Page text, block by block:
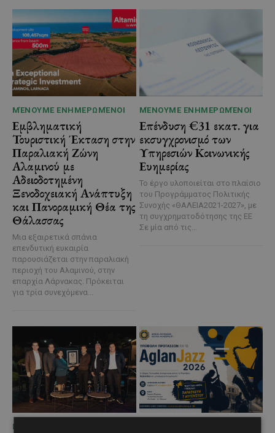
ΜΈΝΟΥΜΕ ΕΝΗΜΕΡΩΜΈΝΟΙ
Εμβληματική
Τουριστική Έκταση στην
Παραλιακή Ζώνη
Αλαμινού με
Αδειοδοτημένη
Ξενοδοχειακή Ανάπτυξη
και Πανοραμική Θέα της
Θάλασσας
Μια εξαιρετικά σπάνια
επενδυτική ευκαιρία
παρουσιάζεται στην παραλιακή
περιοχή του Αλαμινού, στην
επαρχία Λάρνακας. Πρόκειται
για τρία συνεχόμενα...
ΜΈΝΟΥΜΕ ΕΝΗΜΕΡΩΜΈΝΟΙ
Επένδυση €31 εκατ. για
εκσυγχρονισμό των
Υπηρεσιών Κοινωνικής
Ευημερίας
Το έργο υλοποιείται στο πλαίσιο
του Προγράμματος Πολιτικής
Συνοχής «ΘΑΛΕΙΑ2021-2027», με
τη συγχρηματοδότησης της ΕΕ
Σε μία από τις...
ΜΈΝΟΥΜΕ ΕΝΗΜΕΡΩΜΈΝΟΙ